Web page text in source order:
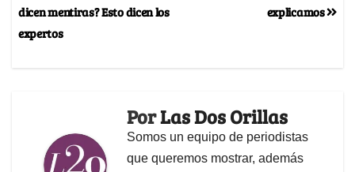
explicamos
dicen mentiras? Esto dicen los
expertos
PorLas Dos Orillas
Somos un equipo de periodistas
que queremos mostrar, además